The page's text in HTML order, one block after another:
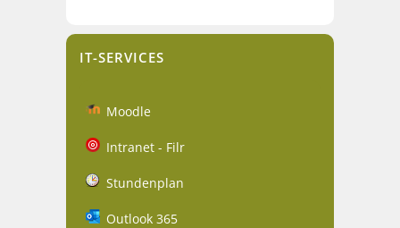
IT-SERVICES
Moodle
Intranet - Filr
Stundenplan
Outlook 365